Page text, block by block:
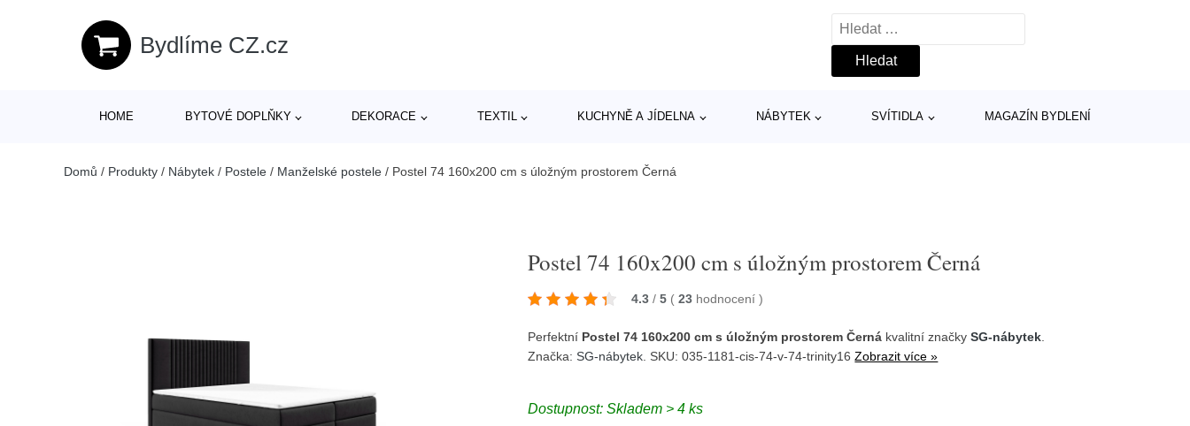
Bydlíme CZ.cz
Vyhledávání
HOME BYTOVÉ DOPLŇKY DEKORACE TEXTIL KUCHYNĚ A JÍDELNA NÁBYTEK SVÍTIDLA MAGAZÍN BYDLENÍ
Domů / Produkty / Nábytek / Postele / Manželské postele / Postel 74 160x200 cm s úložným prostorem Černá
Postel 74 160x200 cm s úložným prostorem Černá
4.3 / 5 ( 23 hodnocení)
Perfektní Postel 74 160x200 cm s úložným prostorem Černá kvalitní značkySG-nábytek
Značka:SG-nábytek . SKU: 035-1181-cis-74-v-74-trinity16Zobrazit více »
Dostupnost:Skladem > 4 ks